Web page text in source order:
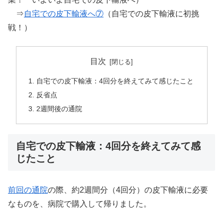
⇒自宅での皮下輸液へ⑦ （自宅での皮下輸液に初挑
戦！）
目次
自宅での皮下輸液：4回分を終えてみて感じたこと
反省点
2週間後の通院
自宅での皮下輸液：4回分を終えてみて感
じたこと
前回の通院の際、約2週間分（4回分）の皮下輸液に必要
なものを、病院で購入して帰りました。